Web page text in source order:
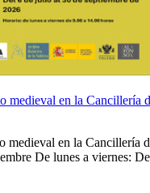
medieval en la Cancillería
medieval en la Cancillería
De lunes a viernes: De